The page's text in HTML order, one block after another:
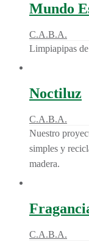
Mundo
C.A.B.A.
Limpiapipas
Noctiluz
C.A.B.A.
Nuestro
simples y
madera.
C.A.B.A.